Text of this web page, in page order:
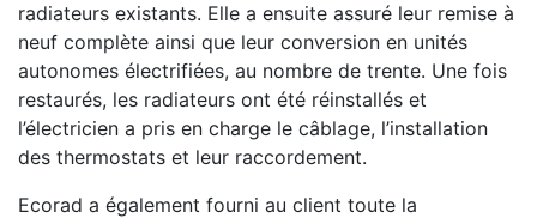
radiateurs existants. Elle a ensuite assuré leur remise à
neuf complète ainsi que leur conversion en unités
autonomes électrifiées, au nombre de trente. Une fois
restaurés, les radiateurs ont été réinstallés et
l’électricien a pris en charge le câblage, l’installation
des thermostats et leur raccordement.
Ecorad a également fourni au client toute la